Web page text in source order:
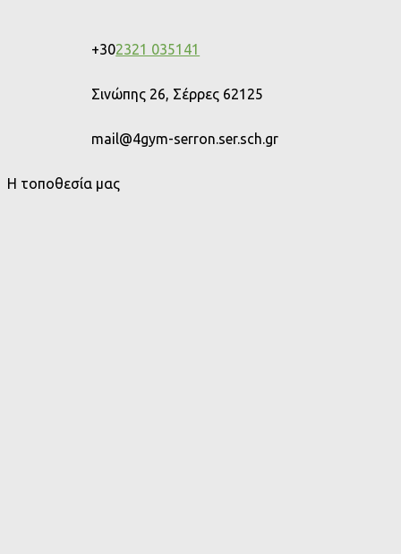
+302321 035141
Σινώπης 26, Σέρρες 62125
mail@4gym-serron.ser.sch.gr
Η τοποθεσία μας